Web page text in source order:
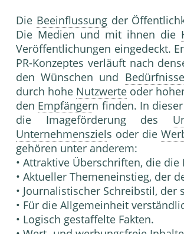
Die Beeinflussungder
Die Medien und mit ihnen die
Veröffentlichungen eingedeckt.
PR-Konzeptes verläuft nach
den Wünschen und Bedürfnisse
durch hohe Nutzwerte oder
den Empfängern finden. In dieser
die Imageförderung des
Unternehmensziels oder die
gehören unter anderem:
• Attraktive Überschriften, die
• Aktueller Themeneinstieg, der
• Journalistischer Schreibstil,
• Für die Allgemeinheit
• Logisch gestaffelte Fakten.